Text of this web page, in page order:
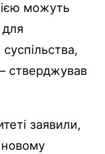
можуть
для
стверджував
заявили,